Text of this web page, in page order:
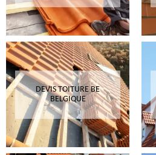
DEVIS TOITURE BE
BELGIQUE